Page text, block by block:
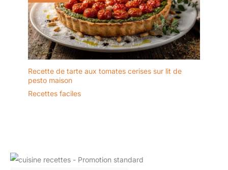
Recette de tarte aux tomates cerises sur lit de
pesto maison
Recettes faciles